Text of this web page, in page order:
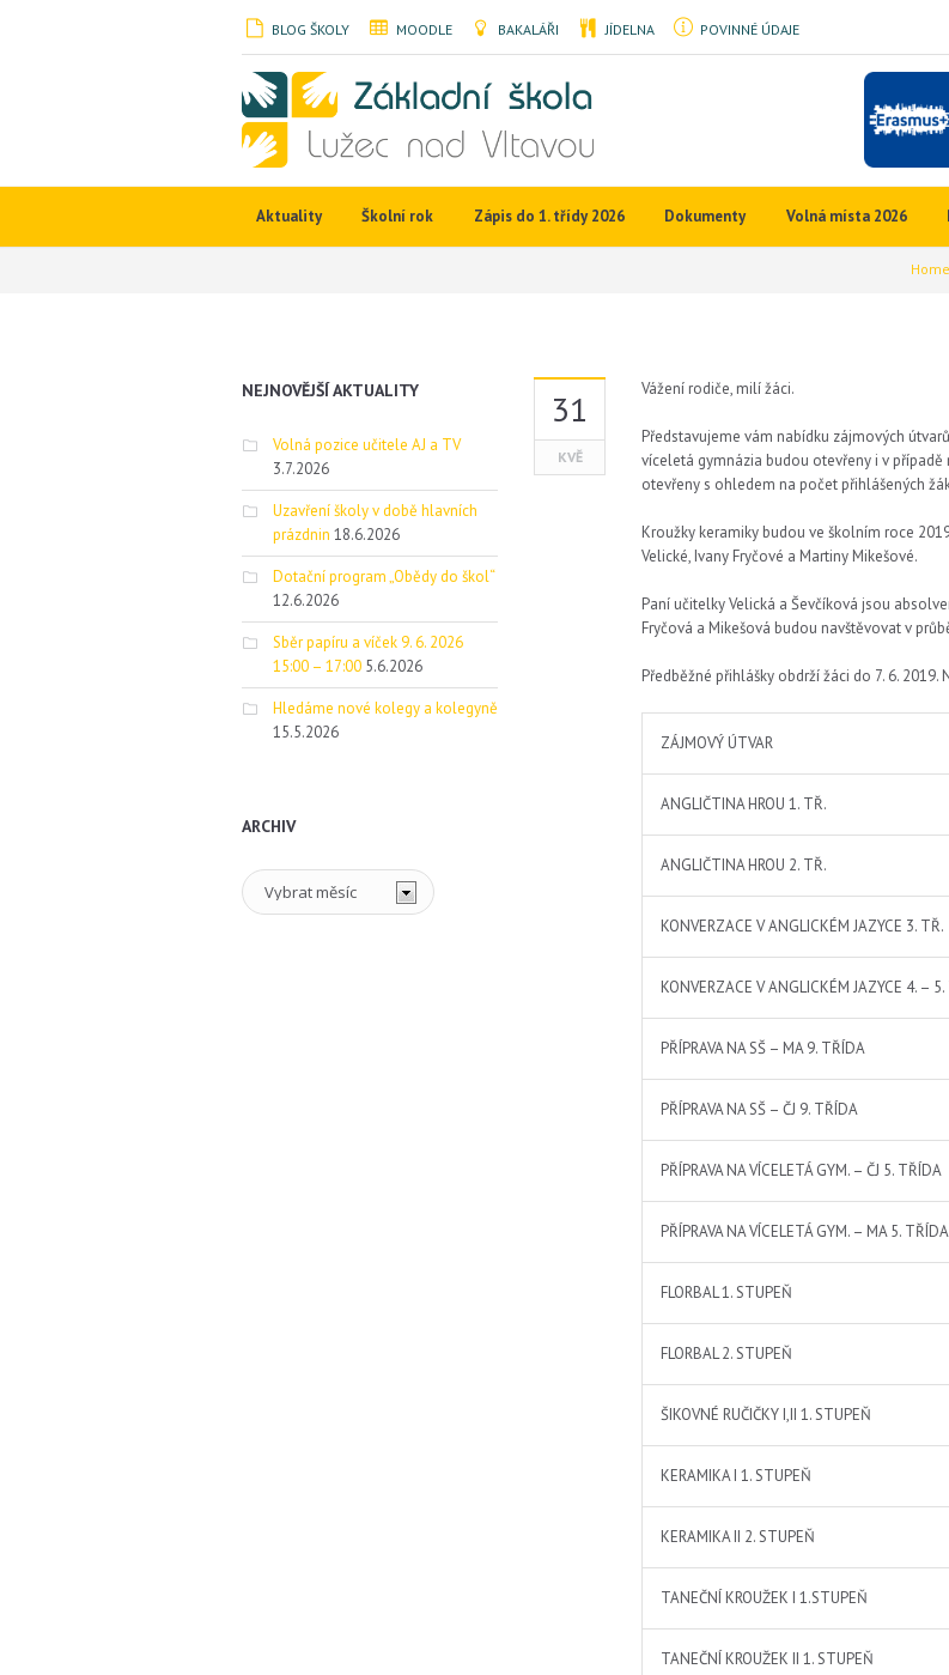
BLOG ŠKOLY MOODLE BAKALÁŘI JÍDELNA POVINNÉ ÚDAJE
Aktuality Školní rok Zápis do 1. třídy 2026 Dokumenty Volná místa 2026
Home
31
KVĚ
Vážení rodiče, milí žáci.
Představujeme vám nabídku zájmových
víceletá gymnázia budou otevřeny i v
otevřeny s ohledem na počet přihlášených
Kroužky keramiky budou ve školním roce
Velické, Ivany Fryčové a Martiny Mikešové.
Paní učitelky Velická a Ševčíková jsou
Fryčová a Mikešová budou navštěvovat v
Předběžné přihlášky obdrží žáci do 7. 6.
ZÁJMOVÝ ÚTVAR
ANGLIČTINA HROU 1. TŘ.
ANGLIČTINA HROU 2. TŘ.
KONVERZACE V ANGLICKÉM JAZYCE 3. TŘ.
KONVERZACE V ANGLICKÉM JAZYCE 4. – 5.
PŘÍPRAVA NA SŠ – MA 9. TŘÍDA
PŘÍPRAVA NA SŠ – ČJ 9. TŘÍDA
PŘÍPRAVA NA VÍCELETÁ GYM. – ČJ 5. TŘÍDA
PŘÍPRAVA NA VÍCELETÁ GYM. – MA 5. TŘÍDA
FLORBAL 1. STUPEŇ
FLORBAL 2. STUPEŇ
ŠIKOVNÉ RUČIČKY I,II 1. STUPEŇ
KERAMIKA I 1. STUPEŇ
KERAMIKA II 2. STUPEŇ
TANEČNÍ KROUŽEK I 1.STUPEŇ
TANEČNÍ KROUŽEK II 1. STUPEŇ
NEJNOVĚJŠÍ AKTUALITY
Volná pozice učitele AJ a TV
3.7.2026
Uzavření školy v době hlavních
prázdnin 18.6.2026
Dotační program „Obědy do škol“
12.6.2026
Sběr papíru a víček 9. 6. 2026
15:00 – 17:00 5.6.2026
Hledáme nové kolegy a kolegyně
15.5.2026
ARCHIV
Archiv